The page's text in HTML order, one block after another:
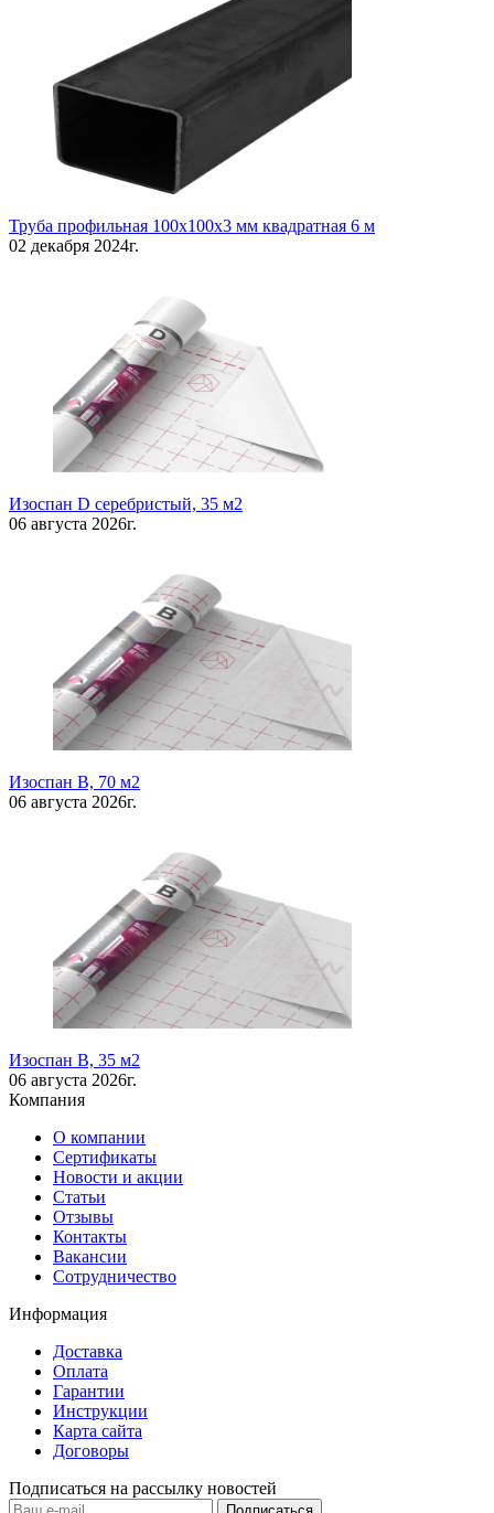
Труба профильная 100х100х3 мм квадратная 6 м
02 декабря 2024г.
Изоспан D серебристый, 35 м2
06 августа 2026г.
Изоспан В, 70 м2
06 августа 2026г.
Изоспан В, 35 м2
06 августа 2026г.
Компания
О компании
Сертификаты
Новости и акции
Статьи
Отзывы
Контакты
Вакансии
Сотрудничество
Информация
Доставка
Оплата
Гарантии
Инструкции
Карта сайта
Договоры
Подписаться на рассылку новостей